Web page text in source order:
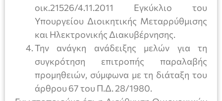
οικ.21526/4.11.2011 Εγκύκλιο του
Υπουργείου Διοικητικής Μεταρρύθμισης
και Ηλεκτρονικής Διακυβέρνησης.
Την ανάγκη ανάδειξης μελών για τη
συγκρότηση επιτροπής παραλαβής
προμηθειών, σύμφωνα με τη διάταξη του
άρθρου 67 του Π.Δ. 28/1980.